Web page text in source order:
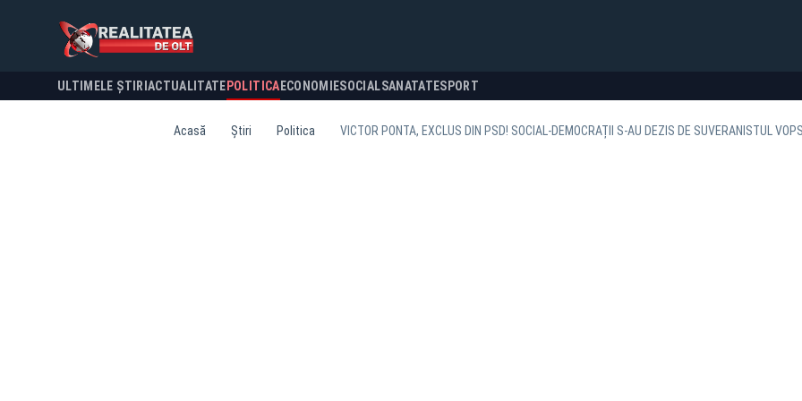
ULTIMELE ȘTIRI ACTUALITATE POLITICA ECONOMIESOCIALSANATATESPORT
Acasă Știri Politica VICTOR PONTA, EXCLUS DIN PSD! SOCIAL-DEMOCRAȚII S-AU DEZIS DE SUVERANISTUL